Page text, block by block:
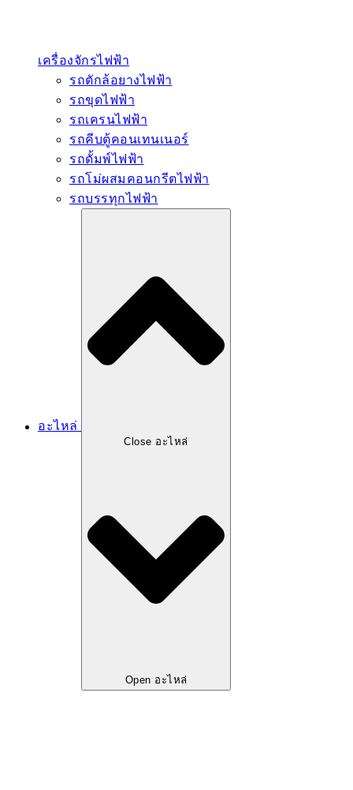
เครื่องจักรไฟฟ้า
รถตักล้อยางไฟฟ้า
รถขุดไฟฟ้า
รถเครนไฟฟ้า
รถคีบตู้คอนเทนเนอร์
รถดั้มพ์ไฟฟ้า
รถโม่ผสมคอนกรีตไฟฟ้า
รถบรรทุกไฟฟ้า
อะไหล่
Close อะไหล่
Open อะไหล่